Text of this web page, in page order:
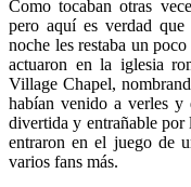
Como tocaban otras
pero aquí es verdad
noche les restaba un
actuaron en la iglesia
Village Chapel,
habían venido a verles y
divertida y entrañable por
entraron en el juego de
varios fans más.